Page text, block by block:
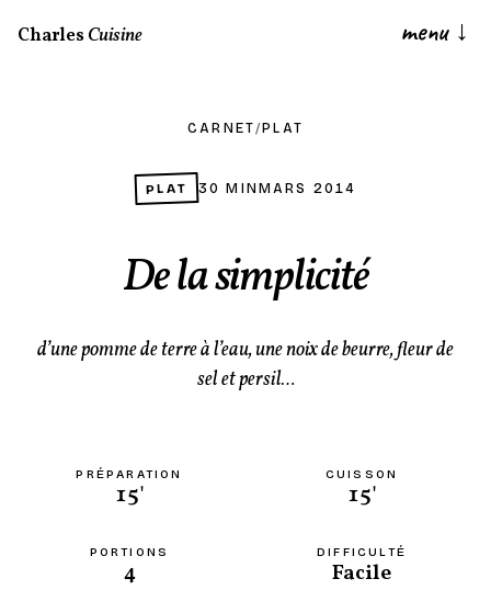
CharlesCuisine menu ↓
CARNET/ PLAT
PLAT 30 MIN MARS 2014
De la simplicité
d’une pomme de terre à l’eau, une noix de beurre, fleur de
sel et persil…
PRÉPARATION
15'
CUISSON
15'
PORTIONS
4
DIFFICULTÉ
Facile